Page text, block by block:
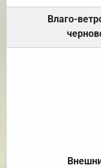
Влаго-